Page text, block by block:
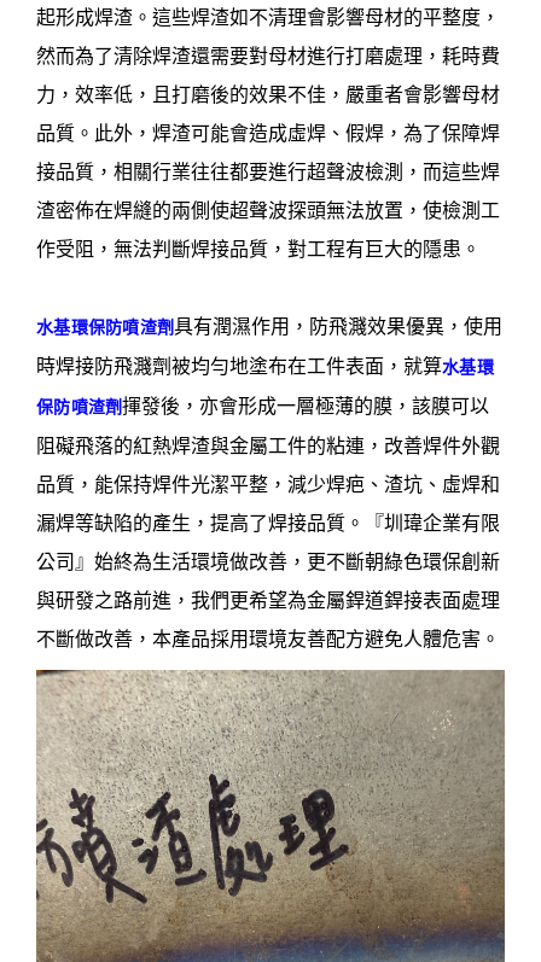
起形成焊渣。這些焊渣如不清理會影響母材的平整度，
然而為了清除焊渣還需要對母材進行打磨處理，耗時費
力，效率低，且打磨後的效果不佳，嚴重者會影響母材
品質。此外，焊渣可能會造成虛焊、假焊，為了保障焊
接品質，相關行業往往都要進行超聲波檢測，而這些焊
渣密佈在焊縫的兩側使超聲波探頭無法放置，使檢測工
作受阻，無法判斷焊接品質，對工程有巨大的隱患。
水基環保防噴渣劑具有潤濕作用，防飛濺效果優異，使用
時焊接防飛濺劑被均勻地塗布在工件表面，就算水基環
保防噴渣劑揮發後，亦會形成一層極薄的膜，該膜可以
阻礙飛落的紅熱焊渣與金屬工件的粘連，改善焊件外觀
品質，能保持焊件光潔平整，減少焊疤、渣坑、虛焊和
漏焊等缺陷的產生，提高了焊接品質。『圳瑋企業有限
公司』始終為生活環境做改善，更不斷朝綠色環保創新
與研發之路前進，我們更希望為金屬銲道銲接表面處理
不斷做改善，本產品採用環境友善配方避免人體危害。